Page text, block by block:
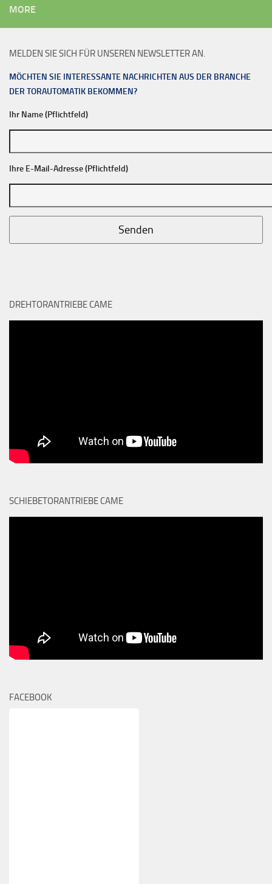
MORE
MELDEN SIE SICH FÜR UNSEREN NEWSLETTER AN.
MÖCHTEN SIE INTERESSANTE NACHRICHTEN AUS DER BRANCHE
DER TORAUTOMATIK BEKOMMEN?
Ihr Name (Pflichtfeld)
Ihre E-Mail-Adresse (Pflichtfeld)
DREHTORANTRIEBE CAME
SCHIEBETORANTRIEBE CAME
FACEBOOK